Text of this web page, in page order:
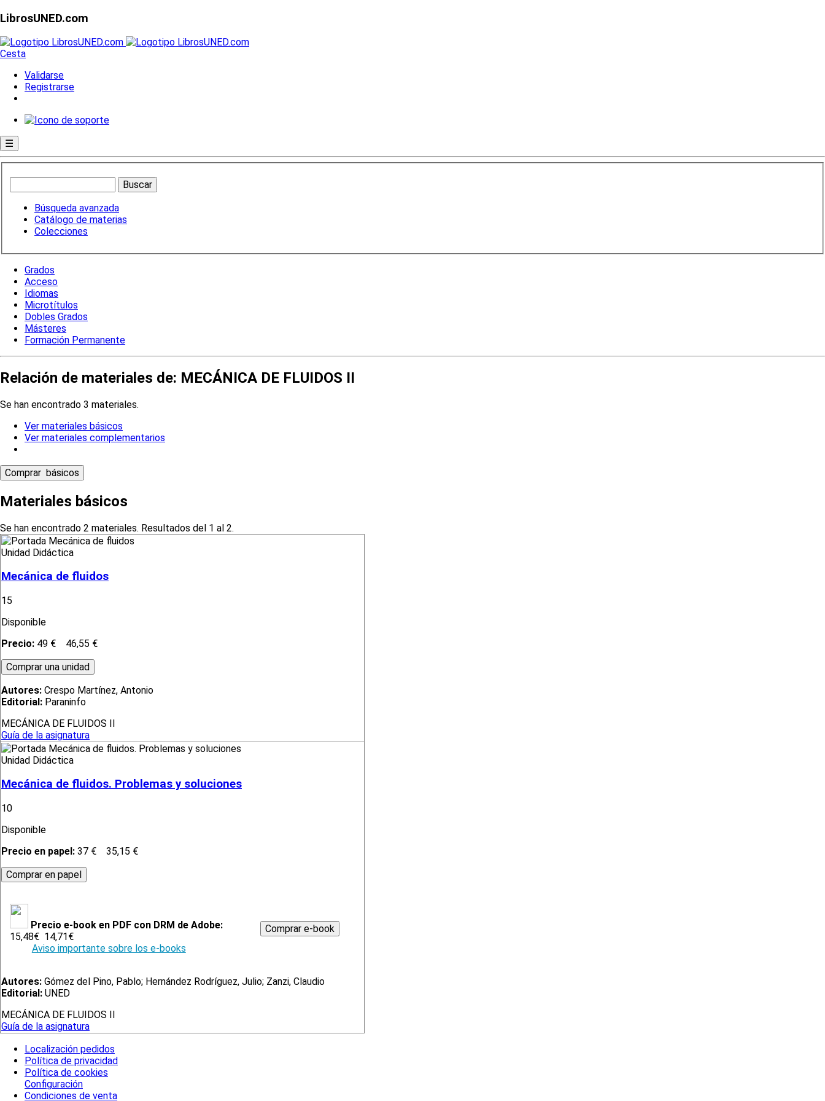
LibrosUNED.com
Cesta
Validarse
Registrarse
☰
Búsqueda avanzada
Catálogo de materias
Colecciones
Grados
Acceso
Idiomas
Microtítulos
Dobles Grados
Másteres
Formación Permanente
Relación de materiales de: MECÁNICA DE FLUIDOS II
Se han encontrado 3 materiales.
Ver materiales básicos
Ver materiales complementarios
Materiales básicos
Se han encontrado 2 materiales. Resultados del 1 al 2.
Unidad Didáctica
Mecánica de fluidos
15
Disponible
Precio: 49 € 46,55 €
Autores: Crespo Martínez, Antonio
Editorial: Paraninfo
MECÁNICA DE FLUIDOS II
Guía de la asignatura
Unidad Didáctica
Mecánica de fluidos. Problemas y soluciones
10
Disponible
Precio en papel: 37 € 35,15 €
Precio e-book en PDF con DRM de Adobe:
15,48€ 14,71€
Aviso importante sobre los e-books
Autores: Gómez del Pino, Pablo; Hernández Rodríguez, Julio; Zanzi, Claudio
Editorial: UNED
MECÁNICA DE FLUIDOS II
Guía de la asignatura
Localización pedidos
Política de privacidad
Política de cookies
Configuración
Condiciones de venta